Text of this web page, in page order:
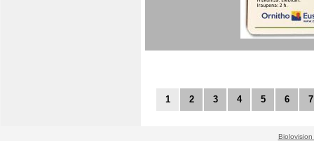
1 2 3 4 5 6 7
Biolovision